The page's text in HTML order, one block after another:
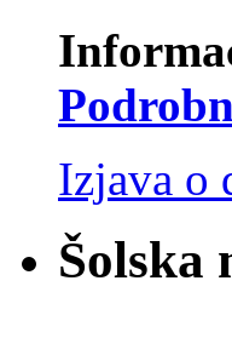
Izjava o
Šolska